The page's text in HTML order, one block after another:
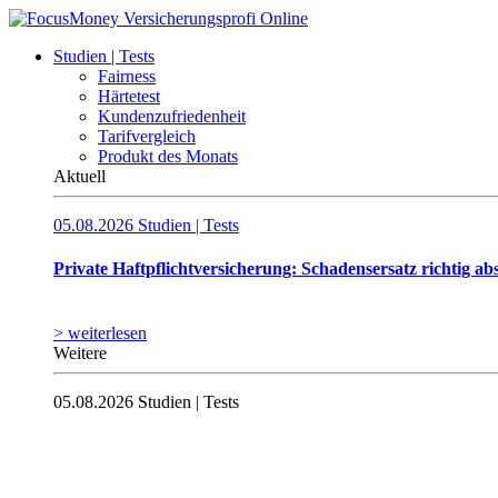
Studien | Tests
Fairness
Härtetest
Kundenzufriedenheit
Tarifvergleich
Produkt des Monats
Aktuell
05.08.2026 Studien | Tests
Private Haftpflichtversicherung: Schadensersatz richtig
> weiterlesen
Weitere
05.08.2026 Studien | Tests